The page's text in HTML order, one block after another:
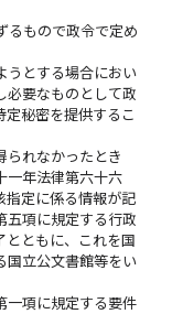
るもので政令で定め
うとする場合におい
必要なものとして政
定秘密を提供するこ
られなかったとき
一年法律第六十六
指定に係る情報が記
五項に規定する行政
とともに、これを国
国立公文書館等をい
一項に規定する要件